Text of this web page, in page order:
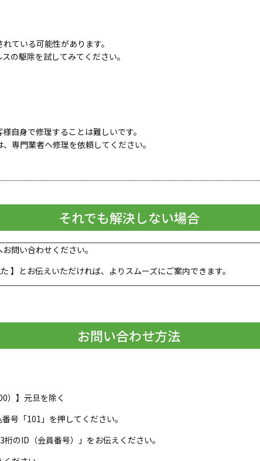
ている可能性があります。
の駆除を試してみてください。
自身で修理することは難しいです。
専門業者へ修理を依頼してください。
それでも解決しない場合
問い合わせください。
】とお伝えいただければ、よりスムーズにご案内できます。
お問い合わせ方法
）】元旦を除く
号「101」を押してください。
のID（会員番号）」をお伝えください。